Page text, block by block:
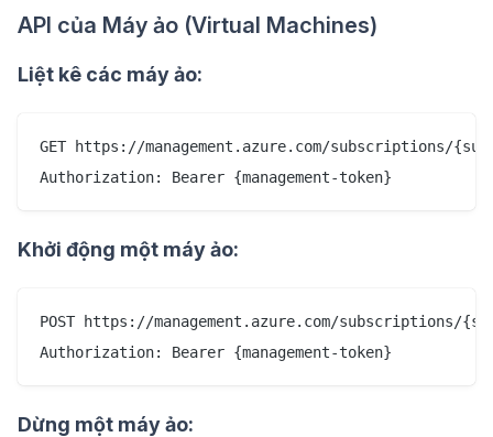
API của Máy ảo (Virtual Machines)
Liệt kê các máy ảo:
GET https://management.azure.com/subscriptions/
Khởi động một máy ảo:
POST https://management.azure.com/subscriptions/
Dừng một máy ảo: